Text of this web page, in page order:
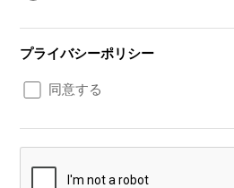
プライバシーポリシー
同意する